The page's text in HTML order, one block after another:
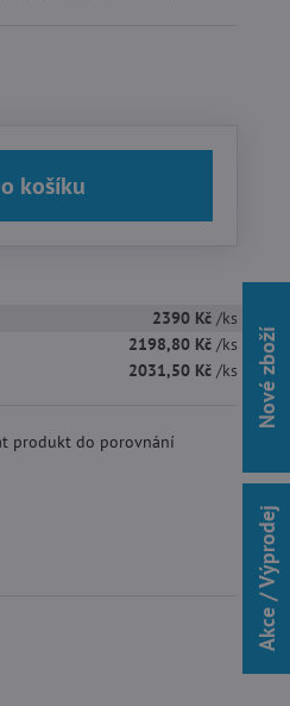
Do košíku
2390 Kč /ks
2198,80 Kč /ks
2031,50 Kč /ks
Akce / Výprodej
Nové zboží